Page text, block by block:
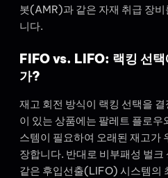
봇(AMR)과 같은 자재 취급 장
니다.
FIFO vs. LIFO: 랙킹 선택
가?
재고 회전 방식이 랙킹 선택을
이 있는 상품에는 팔레트 플로
스템이 필요하여 오래된 재고가
장합니다. 반대로 비부패성 벌
같은 후입선출(LIFO) 시스템의